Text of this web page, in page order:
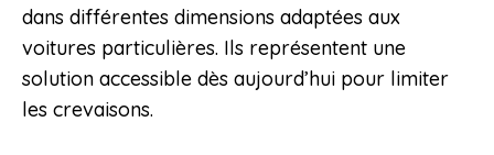
dans différentes dimensions adaptées aux
voitures particulières. Ils représentent une
solution accessible dès aujourd’hui pour limiter
les crevaisons.